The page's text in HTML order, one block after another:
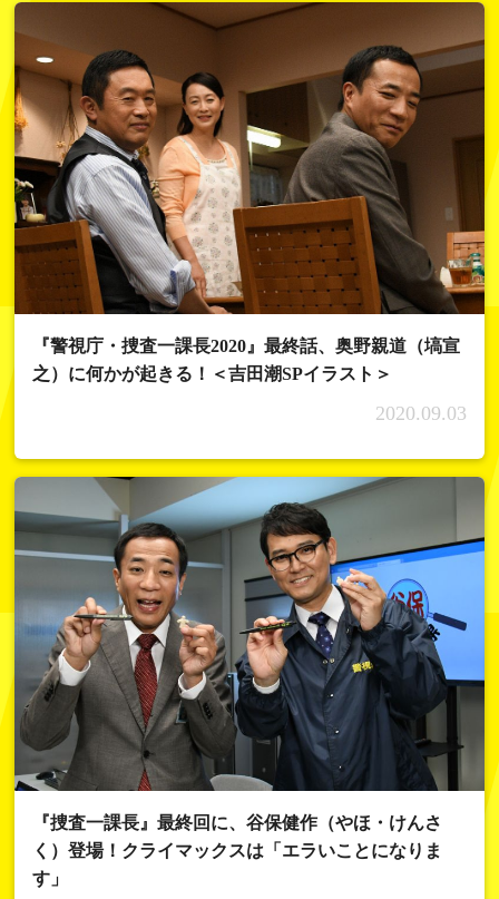
『警視庁・捜査一課長2020』最終話、奥野親道（塙宣
之）に何かが起きる！＜吉田潮SPイラスト＞
2020.09.03
『捜査一課長』最終回に、谷保健作（やほ・けんさ
く）登場！クライマックスは「エラいことになりま
す」